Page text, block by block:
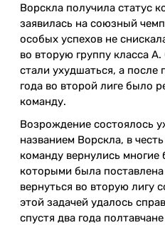
Ворскла получила статус
заявилась на союзный
особых успехов не
во вторую группу класса
стали ухудшаться, а после
года во второй лиге было
команду.
Возрождение состоялось
названием Ворскла, в
команду вернулись
которыми была
вернуться во вторую лигу
этой задачей удалось
спустя два года